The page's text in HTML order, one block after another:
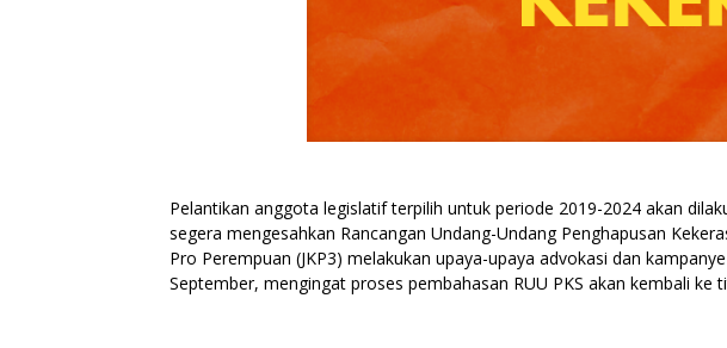
Pelantikan anggota legislatif terpilih untuk periode 2019-2024 akan
segera mengesahkan Rancangan Undang-Undang Penghapusan
Pro Perempuan (JKP3) melakukan upaya-upaya advokasi dan
September, mengingat proses pembahasan RUU PKS akan kembali